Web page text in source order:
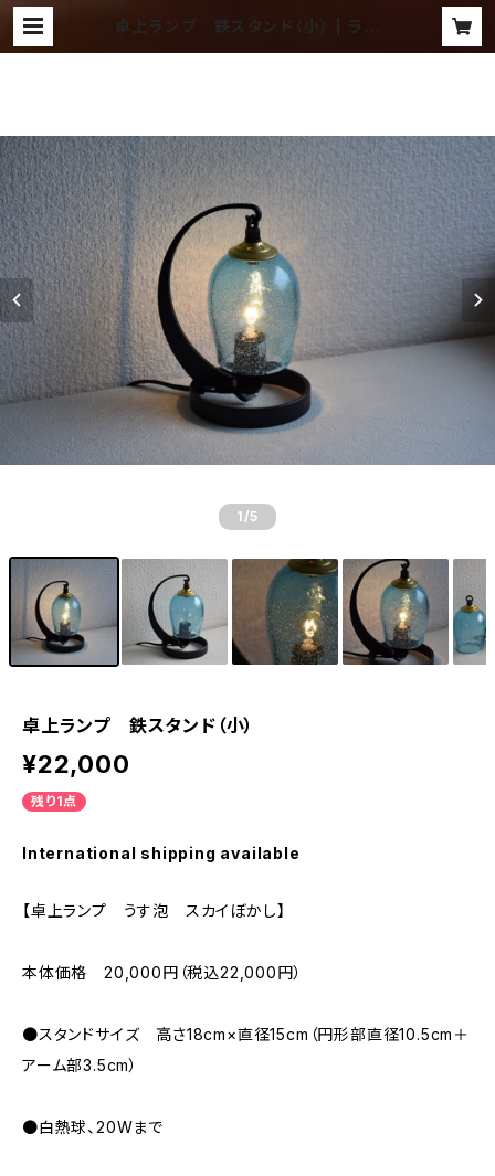
卓上ランプ 鉄スタンド（小） | ラン
1 /5
卓上ランプ 鉄スタンド（小）
¥22,000
残り1点
International shipping available
【卓上ランプ うす泡 スカイぼかし】
本体価格 20,000円（税込22,000円）
●スタンドサイズ 高さ18cm×直径15cm（円形部直径10.5cm＋
アーム部3.5cm）
●白熱球、20Wまで